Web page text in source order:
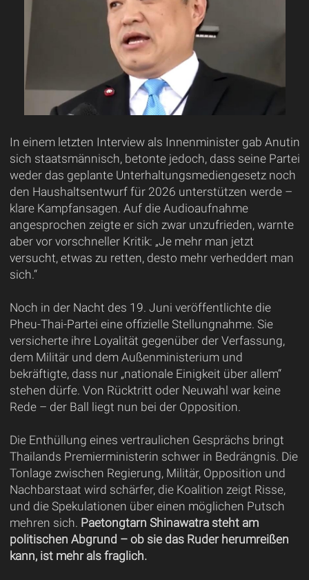
In einem letzten Interview als Innenminister gab Anutin
sich staatsmännisch, betonte jedoch, dass seine Partei
weder das geplante Unterhaltungsmediengesetz noch
den Haushaltsentwurf für 2026 unterstützen werde –
klare Kampfansagen. Auf die Audioaufnahme
angesprochen zeigte er sich zwar unzufrieden, warnte
aber vor vorschneller Kritik: „Je mehr man jetzt
versucht, etwas zu retten, desto mehr verheddert man
sich.“
Noch in der Nacht des 19. Juni veröffentlichte die
Pheu-Thai-Partei eine offizielle Stellungnahme. Sie
versicherte ihre Loyalität gegenüber der Verfassung,
dem Militär und dem Außenministerium und
bekräftigte, dass nur „nationale Einigkeit über allem“
stehen dürfe. Von Rücktritt oder Neuwahl war keine
Rede – der Ball liegt nun bei der Opposition.
Die Enthüllung eines vertraulichen Gesprächs bringt
Thailands Premierministerin schwer in Bedrängnis. Die
Tonlage zwischen Regierung, Militär, Opposition und
Nachbarstaat wird schärfer, die Koalition zeigt Risse,
und die Spekulationen über einen möglichen Putsch
mehren sich. Paetongtarn Shinawatra steht am
politischen Abgrund – ob sie das Ruder herumreißen
kann, ist mehr als fraglich.